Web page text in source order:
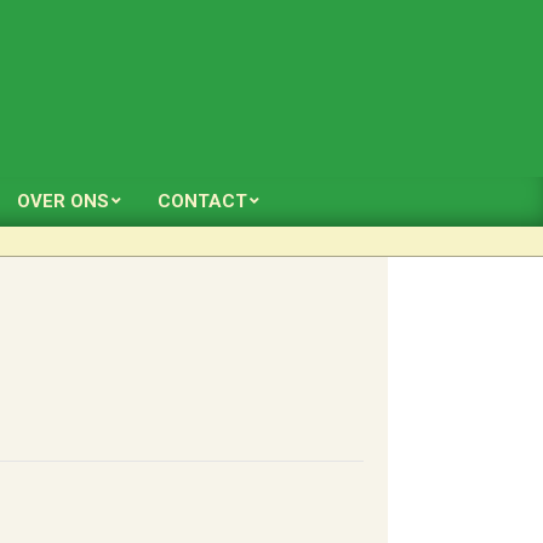
OVER ONS CONTACT